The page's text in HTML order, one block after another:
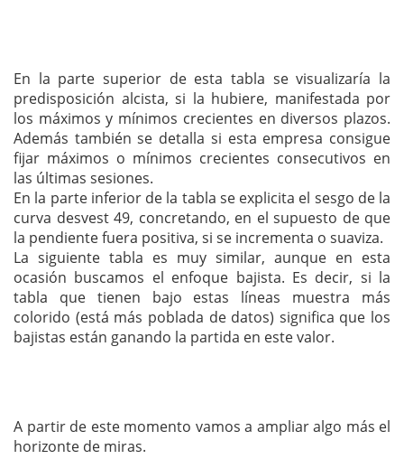
En la parte superior de esta tabla se visualizaría la
predisposición alcista, si la hubiere, manifestada por
los máximos y mínimos crecientes en diversos plazos.
Además también se detalla si esta empresa consigue
fijar máximos o mínimos crecientes consecutivos en
las últimas sesiones.
En la parte inferior de la tabla se explicita el sesgo de la
curva desvest 49, concretando, en el supuesto de que
la pendiente fuera positiva, si se incrementa o suaviza.
La siguiente tabla es muy similar, aunque en esta
ocasión buscamos el enfoque bajista. Es decir, si la
tabla que tienen bajo estas líneas muestra más
colorido (está más poblada de datos) significa que los
bajistas están ganando la partida en este valor.
A partir de este momento vamos a ampliar algo más el
horizonte de miras.